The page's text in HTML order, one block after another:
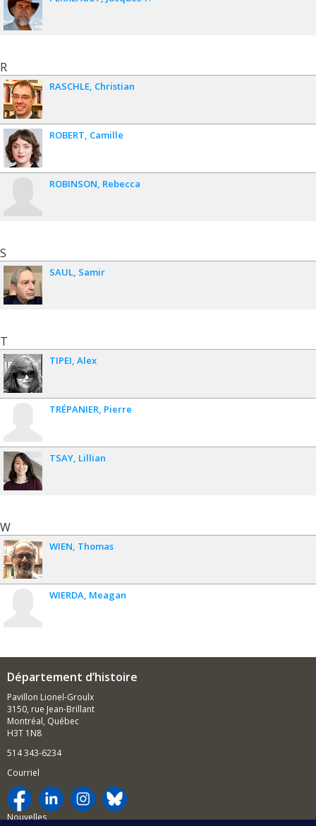
R
RASCHLE Christian
ROBERT Camille
ROBINSON Rebecca
S
SAUL Samir
T
TIPEI Alex
TRÉPANIER Pierre
TSAY Lillian
W
WIEN Thomas
WIERDA Meagan
Département d’histoire
Pavillon Lionel-Groulx
3150, rue Jean-Brillant
Montréal, Québec
H3T 1N8
514 343-6234
Courriel
Nouvelles